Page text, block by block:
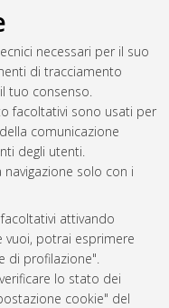
necessari per il suo
di tracciamento
tuo consenso.
facoltativi sono usati per
comunicazione
degli utenti.
solo con i
attivando
vuoi, potrai esprimere
di profilazione".
lo stato dei
cookie" del